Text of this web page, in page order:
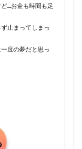
…お金も時間も足
止まってしまっ
度の夢だと思っ